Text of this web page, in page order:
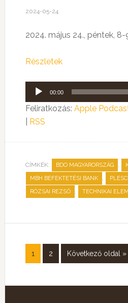
2024-05-24
2024. május 24., péntek, 8-
Részletek
Audió
lejátszó
00:00
Feliratkozás: Apple
RSS
CÍMKÉK: BDO MAGYARORSZÁG ,
MBH BEFEKTETÉSI BANK ,
RÓZSAI REZSŐ , TECHNIKAI
1 2 Következő oldal »